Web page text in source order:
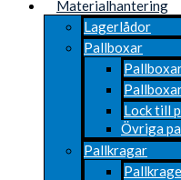
Materialhantering
Lagerlådor
Pallboxar
Lock till
Övriga
Pallkragar